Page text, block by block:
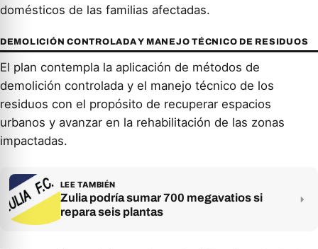
domésticos de las familias afectadas.
DEMOLICIÓN CONTROLADA Y MANEJO TÉCNICO DE RESIDUOS
El plan contempla la aplicación de métodos de
demolición controlada y el manejo técnico de los
residuos con el propósito de recuperar espacios
urbanos y avanzar en la rehabilitación de las zonas
impactadas.
LEE TAMBIÉN
Zulia podría sumar 700 megavatios si
repara seis plantas